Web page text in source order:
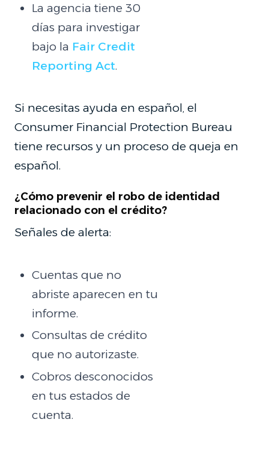
La agencia tiene 30
días para investigar
bajo la Fair Credit
Reporting Act.
Si necesitas ayuda en español, el
Consumer Financial Protection Bureau
tiene recursos y un proceso de queja en
español.
¿Cómo prevenir el robo de identidad
relacionado con el crédito?
Señales de alerta:
Cuentas que no
abriste aparecen en tu
informe.
Consultas de crédito
que no autorizaste.
Cobros desconocidos
en tus estados de
cuenta.